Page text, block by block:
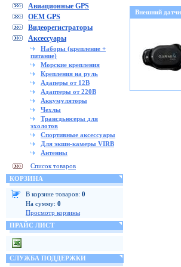
Авиационные GPS
OEM GPS
Видеорегистраторы
Аксессуары
Наборы (крепление +
питание)
Морские крепления
Крепления на руль
Адаперы от 12В
Адаптеры от 220В
Аккумуляторы
Чехлы
Трансдьюсеры для
эхолотов
Спортивные аксессуары
Для экшн-камеры VIRB
Антенны
Список товаров
КОРЗИНА
В корзине товаров: 0
На сумму: 0
Просмотр корзины
ПРАЙС ЛИСТ
СЛУЖБА ПОДДЕРЖКИ
Внешний